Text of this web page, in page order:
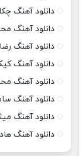
دانلود آهنگ
دانلود آهنگ
دانلود آهنگ
دانلود آهنگ
دانلود آهنگ
دانلود آهنگ
دانلود آهنگ
دانلود آهنگ